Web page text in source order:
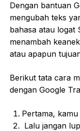
Dengan bantuan
mengubah teks
bahasa atau logat
menambah
atau apapun
Berikut tata cara
dengan Google
Pertama,
Lalu jangan